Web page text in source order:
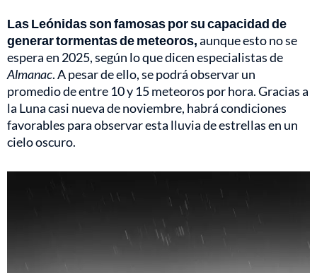
Las Leónidas son famosas por su capacidad de
generar tormentas de meteoros,aunque esto no se
espera en 2025, según lo que dicen especialistas de
Almanac. A pesar de ello, se podrá observar un
promedio de entre 10 y 15 meteoros por hora. Gracias a
la Luna casi nueva de noviembre, habrá condiciones
favorables para observar esta lluvia de estrellas en un
cielo oscuro.